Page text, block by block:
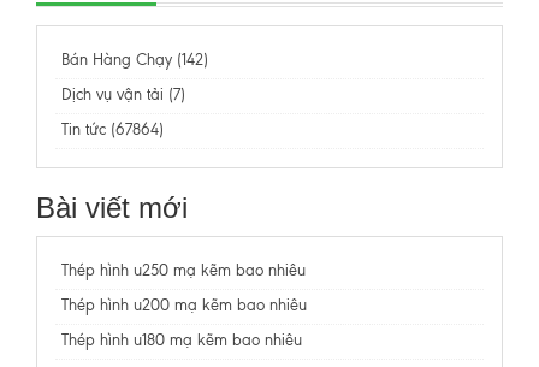
Bán Hàng Chạy (142)
Dịch vụ vận tải (7)
Tin tức (67864)
Bài viết mới
Thép hình u250 mạ kẽm bao nhiêu
Thép hình u200 mạ kẽm bao nhiêu
Thép hình u180 mạ kẽm bao nhiêu